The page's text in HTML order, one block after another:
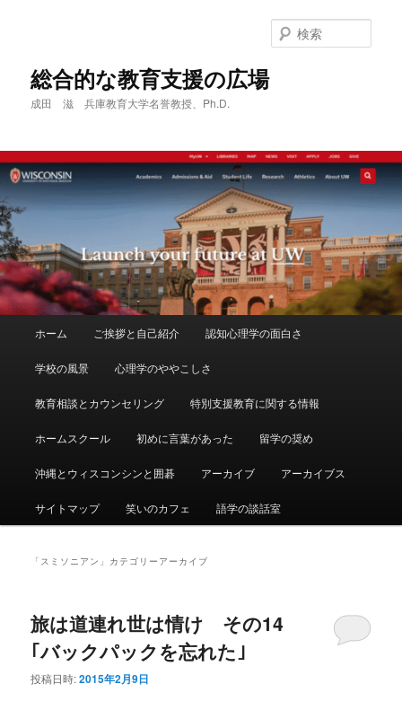
へ
移
動
移
動
総合的な教育支援の広場
成田 滋 兵庫教育大学名誉教授、Ph.D.
索
ホーム ご挨拶と自己紹介 認知心理学の面白さ
学校の風景 心理学のややこしさ
教育相談とカウンセリング 特別支援教育に関する情報
ホームスクール 初めに言葉があった 留学の奨め
沖縄とウィスコンシンと囲碁 アーカイブ アーカイブス
サイトマップ 笑いのカフェ 語学の談話室
「 スミソニアン 」カテゴリーアーカイブ
旅は道連れ世は情け その14
｢バックパックを忘れた｣
投稿日時:2015年2月9日